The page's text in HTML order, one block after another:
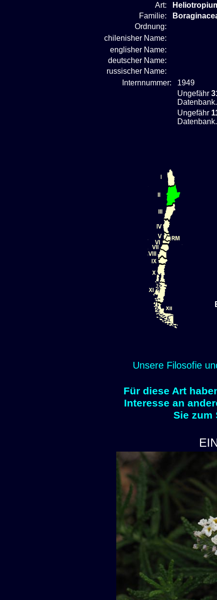
Art:
Familie:
Ordnung:
chilenisher Name:
englisher Name:
deutscher Name:
russischer Name:
Internnummer:
1949
Ungefähr
Datenbank.
Ungefähr
Datenbank.
Unsere Filosofie
Für diese Art
Interesse an
Sie zum